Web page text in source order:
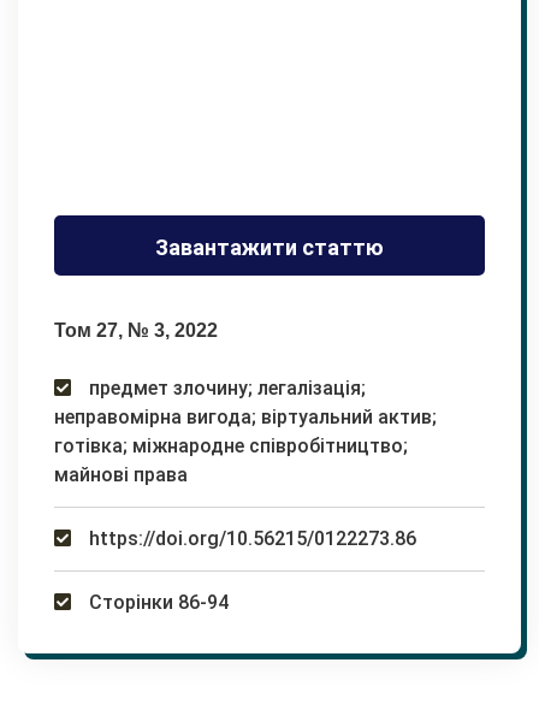
Завантажити статтю
Том 27, № 3, 2022
предмет злочину; легалізація;
неправомірна вигода; віртуальний актив;
готівка; міжнародне співробітництво;
майнові права
https://doi.org/10.56215/0122273.86
Сторінки 86-94